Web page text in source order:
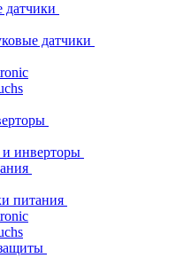
датчики
датчики
инверторы
питания